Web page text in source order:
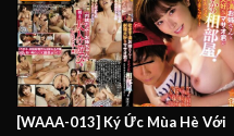
[WAAA-013] Ký Ức Mùa Hè Với